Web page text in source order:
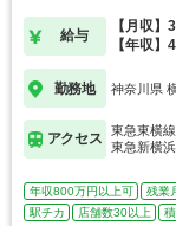
給与
【月収
【年収
勤務地 神奈川県
アクセス
東急東横
東急新横
年収800万円以上可 残業
駅チカ
店舗数30以上